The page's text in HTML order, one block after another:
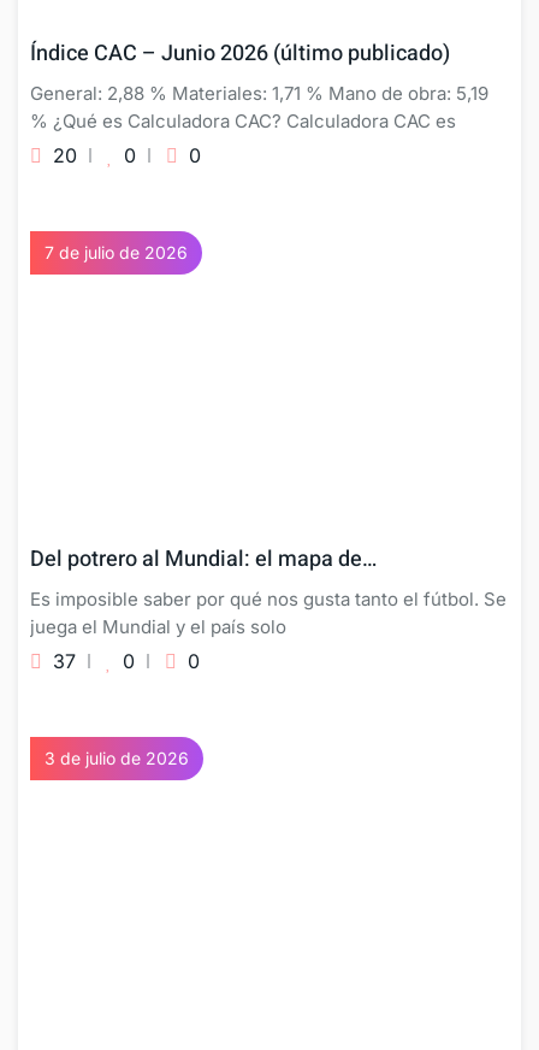
Índice CAC – Junio 2026 (último publicado)
General: 2,88 % Materiales: 1,71 % Mano de obra: 5,19
% ¿Qué es Calculadora CAC? Calculadora CAC es
20 0 0
7 de julio de 2026
Del potrero al Mundial: el mapa de…
Es imposible saber por qué nos gusta tanto el fútbol. Se
juega el Mundial y el país solo
37 0 0
3 de julio de 2026